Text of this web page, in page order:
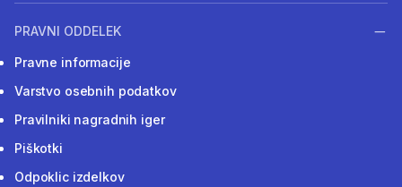
PRAVNI ODDELEK
Pravne informacije
Varstvo osebnih podatkov
Pravilniki nagradnih iger
Piškotki
Odpoklic izdelkov